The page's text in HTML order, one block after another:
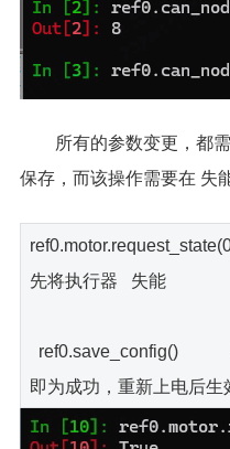
所有的参数变更，都
保存，而该操作需要在 失
先将执行器 失能
ref0.save_config() //
即为成功，重新上电后生